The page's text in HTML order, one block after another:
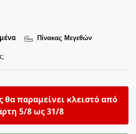
Πίνακας Μεγεθών
θα παραμείνει κλειστό από
5/8 ως 31/8